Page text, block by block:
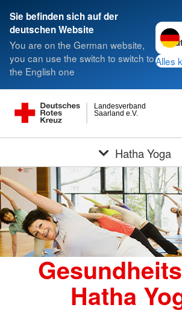
Sie befinden sich auf der
deutschen Website
You are on the German website,
you can use the switch to switch to
the English one
Alles
Saarland e.V.
Landesverband
Hatha Yoga
Hatha